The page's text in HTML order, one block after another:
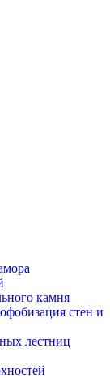
камня
стен и
лестниц